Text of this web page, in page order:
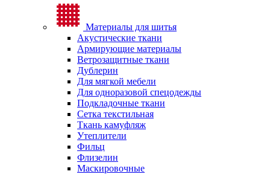
Материалы для шитья
Акустические ткани
Армирующие материалы
Ветрозащитные ткани
Дублерин
Для мягкой мебели
Для одноразовой спецодежды
Подкладочные ткани
Сетка текстильная
Ткань камуфляж
Утеплители
Фильц
Флизелин
Маскировочные